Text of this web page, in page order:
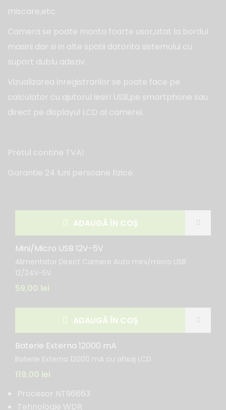
miscare,etc.
Camera se poate monta foarte usor,atat la bordul
masini dar si in alte spatii datorita sistemului cu
suport dublu adeziv.
Vizualizarea inregistrarilor se poate face pe
calculator cu ajutorul iesiri USB,pe smartphone sau
direct pe displayul LCD al camerei.
Pretul contine TVA!
Garantie 24 luni persoane fizice.
ADAUGĂ ÎN COȘ
Mini/Micro USB 12V-5V
Alimentator Direct Camere Auto mini/micro USB
12/24V-5V
59,00 lei
ADAUGĂ ÎN COȘ
Baterie Externa 12000 mA
Baterie Externa 12000 mA cu afisaj LCD.
119,00 lei
Procesor NT96663
Tehnologie WDR